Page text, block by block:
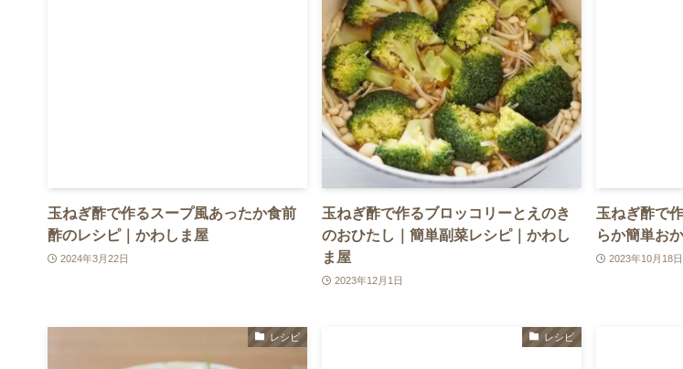
玉ねぎ酢で作るスープ風あったか食前
酢のレシピ｜かわしま屋
2024年3月22日
玉ねぎ酢で作るブロッコリーとえのき
のおひたし｜簡単副菜レシピ｜かわし
ま屋
2023年12月1日
玉ねぎ酢で
らか簡単お
2023年10月18日
レシピ レシピ